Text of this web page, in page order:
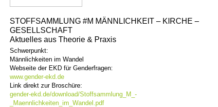
STOFFSAMMLUNG #M MÄNNLICHKEIT – KIRCHE –
GESELLSCHAFT
Aktuelles aus Theorie & Praxis
Schwerpunkt:
Männlichkeiten im Wandel
Webseite der EKD für Genderfragen:
www.gender-ekd.de
Link direkt zur Broschüre:
gender-ekd.de/download/Stoffsammlung_M_-
_Maennlichkeiten_im_Wandel.pdf